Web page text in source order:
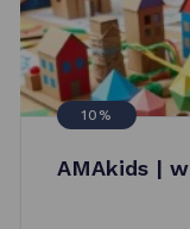
10%
AMAkids |